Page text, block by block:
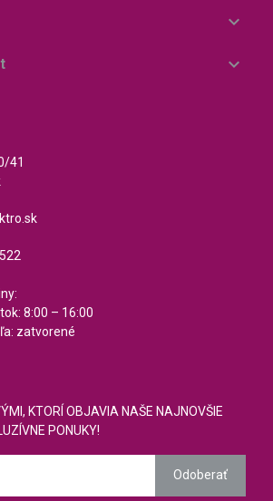


41
8:00 – 16:00
zatvorené
KTORÍ OBJAVIA NAŠE NAJNOVŠIE
PONUKY!
Odoberať